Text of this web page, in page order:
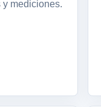
y mediciones.